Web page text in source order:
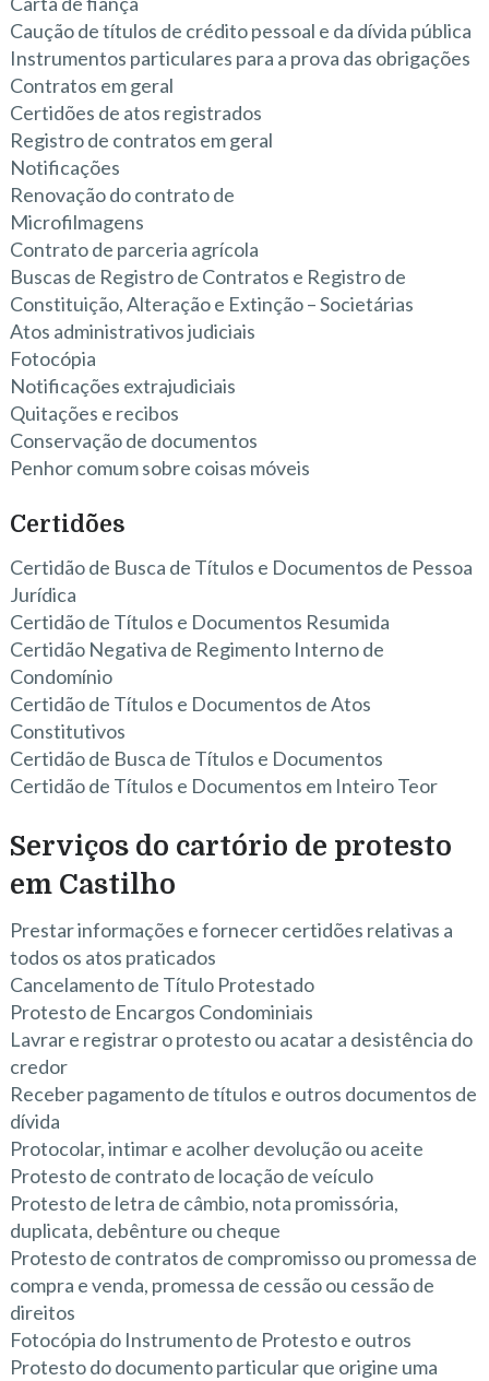
Caução de títulos de crédito pessoal e da dívida pública
Instrumentos particulares para a prova das obrigações
Contratos em geral
Certidões de atos registrados
Registro de contratos em geral
Notificações
Renovação do contrato de
Microfilmagens
Contrato de parceria agrícola
Buscas de Registro de Contratos e Registro de
Constituição, Alteração e Extinção – Societárias
Atos administrativos judiciais
Fotocópia
Notificações extrajudiciais
Quitações e recibos
Conservação de documentos
Penhor comum sobre coisas móveis
Certidões
Certidão de Busca de Títulos e Documentos de Pessoa
Jurídica
Certidão de Títulos e Documentos Resumida
Certidão Negativa de Regimento Interno de
Condomínio
Certidão de Títulos e Documentos de Atos
Constitutivos
Certidão de Busca de Títulos e Documentos
Certidão de Títulos e Documentos em Inteiro Teor
Serviços do cartório de protesto
em Castilho
Prestar informações e fornecer certidões relativas a
todos os atos praticados
Cancelamento de Título Protestado
Protesto de Encargos Condominiais
Lavrar e registrar o protesto ou acatar a desistência do
credor
Receber pagamento de títulos e outros documentos de
dívida
Protocolar, intimar e acolher devolução ou aceite
Protesto de contrato de locação de veículo
Protesto de letra de câmbio, nota promissória,
duplicata, debênture ou cheque
Protesto de contratos de compromisso ou promessa de
compra e venda, promessa de cessão ou cessão de
direitos
Fotocópia do Instrumento de Protesto e outros
Protesto do documento particular que origine uma